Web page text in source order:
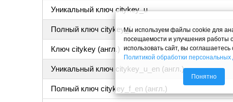
Уникальный ключ citykey_u
Полный ключ citykey_f
Ключ citykey (англ.)
Уникальный ключ citykey_u_en (англ.)
Полный ключ citykey_f_en (англ.)
Мы используем файлы cookie для
посещаемости и улучшения работы
использовать сайт, вы
Политикой обработки
Понятно